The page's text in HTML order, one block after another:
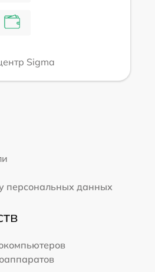
Sigma
персональных данных